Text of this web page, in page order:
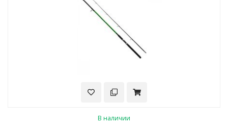
В наличии